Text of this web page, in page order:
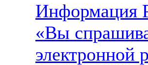
Информация
«Вы
электронной